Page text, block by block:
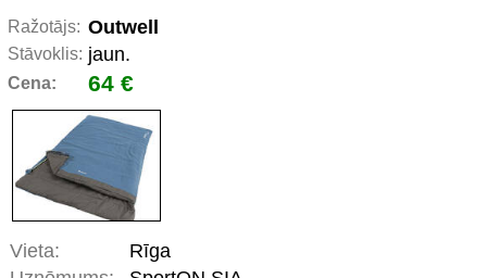
Ražotājs: Outwell
Stāvoklis: jaun.
Cena: 64 €
Vieta:
Rīga